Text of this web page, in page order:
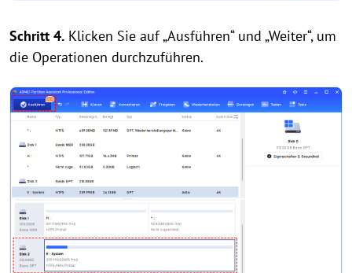
Schritt 4. Klicken Sie auf „Ausführen“ und „Weiter“, um
die Operationen durchzuführen.